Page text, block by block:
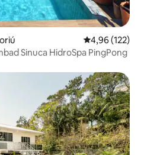
Gemiddelde
4,96 (122)
Sinuca HidroSpa PingPong